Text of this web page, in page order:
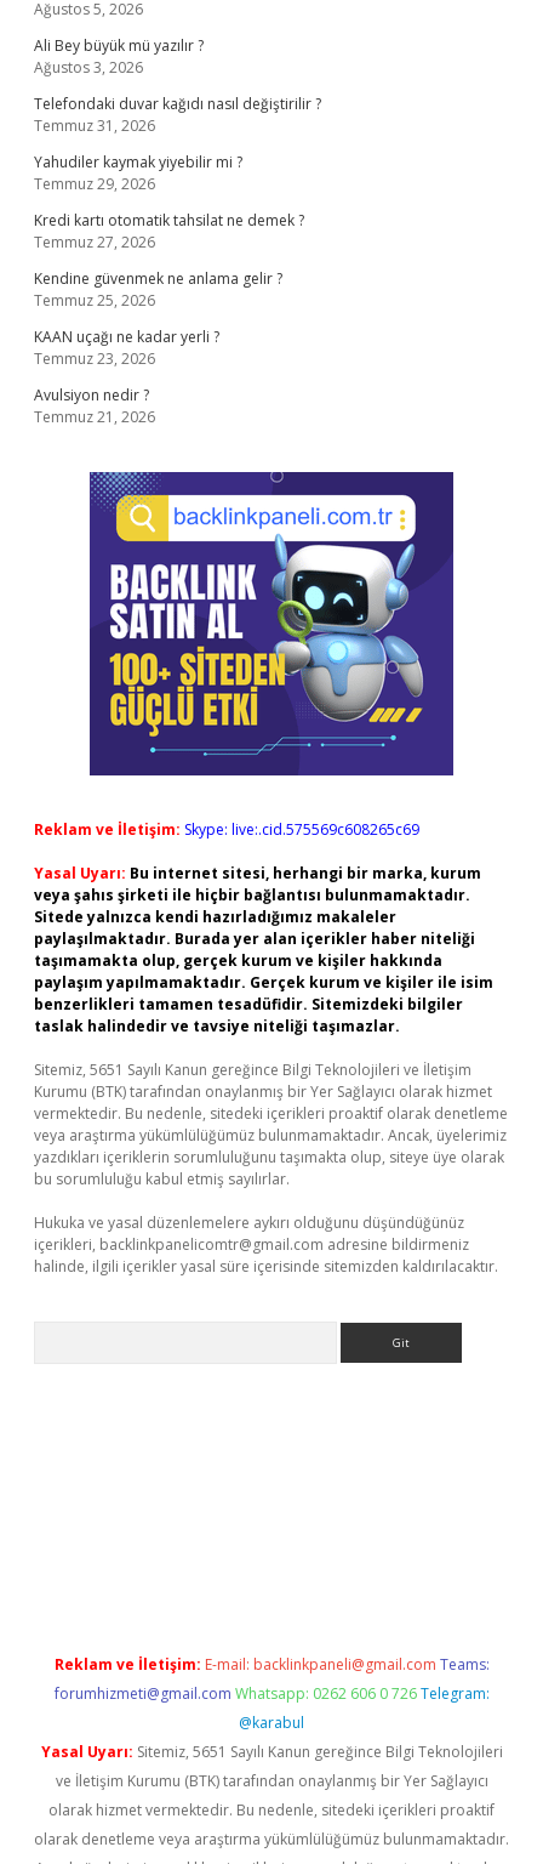
Ağustos 5, 2026
Ali Bey büyük mü yazılır ?
Ağustos 3, 2026
Telefondaki duvar kağıdı nasıl değiştirilir ?
Temmuz 31, 2026
Yahudiler kaymak yiyebilir mi ?
Temmuz 29, 2026
Kredi kartı otomatik tahsilat ne demek ?
Temmuz 27, 2026
Kendine güvenmek ne anlama gelir ?
Temmuz 25, 2026
KAAN uçağı ne kadar yerli ?
Temmuz 23, 2026
Avulsiyon nedir ?
Temmuz 21, 2026
Reklam ve İletişim: Skype: live:.cid.575569c608265c69
Yasal Uyarı: Bu internet sitesi, herhangi bir marka, kurum
veya şahıs şirketi ile hiçbir bağlantısı bulunmamaktadır.
Sitede yalnızca kendi hazırladığımız makaleler
paylaşılmaktadır. Burada yer alan içerikler haber niteliği
taşımamakta olup, gerçek kurum ve kişiler hakkında
paylaşım yapılmamaktadır. Gerçek kurum ve kişiler ile isim
benzerlikleri tamamen tesadüfidir. Sitemizdeki bilgiler
taslak halindedir ve tavsiye niteliği taşımazlar.
Sitemiz, 5651 Sayılı Kanun gereğince Bilgi Teknolojileri ve İletişim
Kurumu (BTK) tarafından onaylanmış bir Yer Sağlayıcı olarak hizmet
vermektedir. Bu nedenle, sitedeki içerikleri proaktif olarak denetleme
veya araştırma yükümlülüğümüz bulunmamaktadır. Ancak, üyelerimiz
yazdıkları içeriklerin sorumluluğunu taşımakta olup, siteye üye olarak
bu sorumluluğu kabul etmiş sayılırlar.
Hukuka ve yasal düzenlemelere aykırı olduğunu düşündüğünüz
içerikleri, backlinkpanelicomtr@gmail.com adresine bildirmeniz
halinde, ilgili içerikler yasal süre içerisinde sitemizden kaldırılacaktır.
Reklam ve İletişim: E-mail: backlinkpaneli@gmail.com Teams:
forumhizmeti@gmail.com Whatsapp: 0262 606 0 726 Telegram:
@karabul
Yasal Uyarı: Sitemiz, 5651 Sayılı Kanun gereğince Bilgi Teknolojileri
ve İletişim Kurumu (BTK) tarafından onaylanmış bir Yer Sağlayıcı
olarak hizmet vermektedir. Bu nedenle, sitedeki içerikleri proaktif
olarak denetleme veya araştırma yükümlülüğümüz bulunmamaktadır.